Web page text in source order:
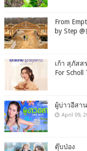
From
by Step
เก้า สุภัสส
For Scholl
ผู้บ่าวอีสาน
April 09,
ตุ๊บป่อง